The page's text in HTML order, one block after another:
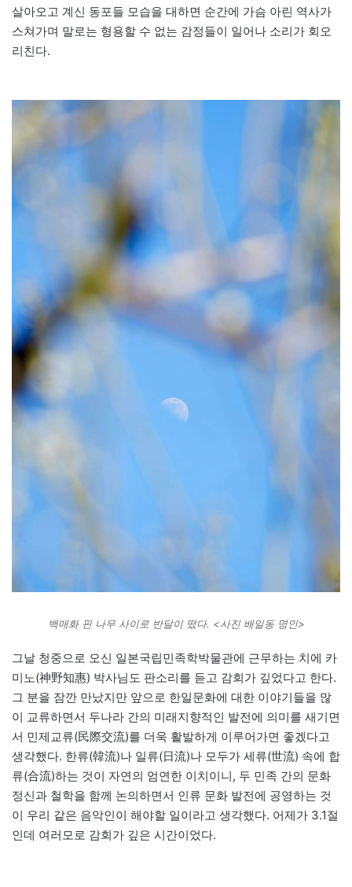
살아오고 계신 동포들 모습을 대하면 순간에 가슴 아린 역사가
스쳐가며 말로는 형용할 수 없는 감정들이 일어나 소리가 회오
리친다.
백매화 핀 나무 사이로 반달이 떴다. <사진 배일동 명인>
그날 청중으로 오신 일본국립민족학박물관에 근무하는 치에 카
미노(神野知惠) 박사님도 판소리를 듣고 감회가 깊었다고 한다.
그 분을 잠깐 만났지만 앞으로 한일문화에 대한 이야기들을 많
이 교류하면서 두나라 간의 미래지향적인 발전에 의미를 새기면
서 민제교류(民際交流)를 더욱 활발하게 이루어가면 좋겠다고
생각했다. 한류(韓流)나 일류(日流)나 모두가 세류(世流) 속에 합
류(合流)하는 것이 자연의 엄연한 이치이니, 두 민족 간의 문화
정신과 철학을 함께 논의하면서 인류 문화 발전에 공영하는 것
이 우리 같은 음악인이 해야할 일이라고 생각했다. 어제가 3.1절
인데 여러모로 감회가 깊은 시간이었다.